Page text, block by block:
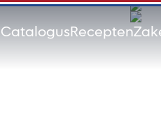
CatalogusRecepten